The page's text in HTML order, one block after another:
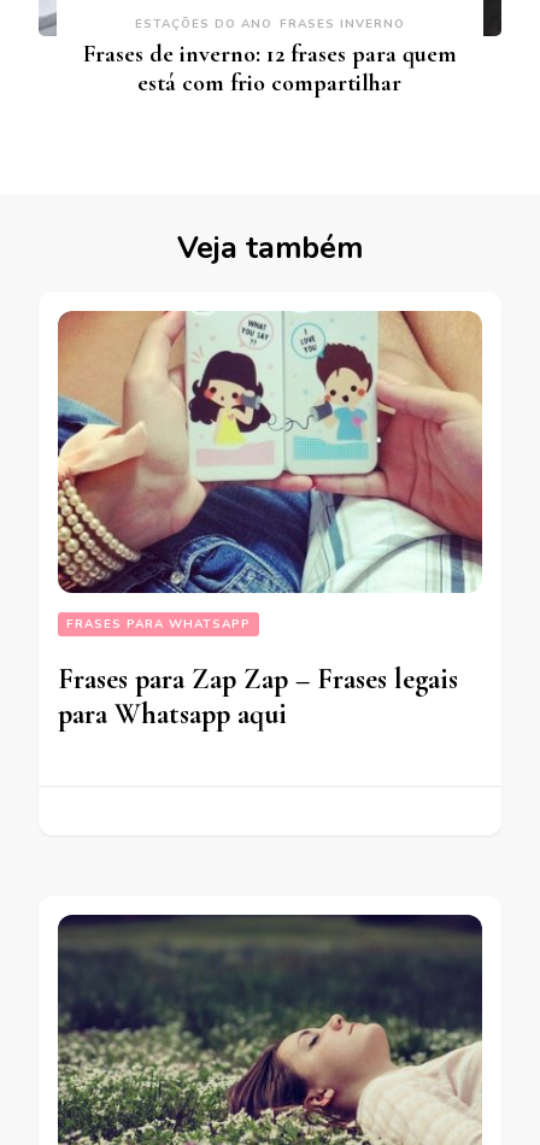
ESTAÇÕES DO ANO FRASES INVERNO
Frases de inverno: 12 frases para quem
está com frio compartilhar
Veja também
FRASES PARA WHATSAPP
Frases para Zap Zap – Frases legais
para Whatsapp aqui